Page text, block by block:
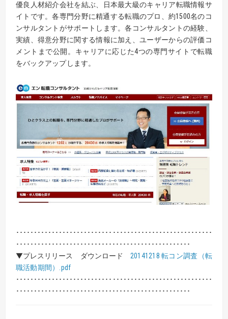
優良人材紹介会社を結ぶ、日本最大級のキャリア転職情報サ
イトです。各専門分野に精通する転職のプロ、約1500名のコ
ンサルタントがサポートします。各コンサルタントの経験、
実績、得意分野に関する情報に加え、ユーザーからの評価コ
メントまで公開。キャリアに応じた4つの専門サイトで転職
をバックアップします。
･･･････････････････････････････････････････････････････
･････････････････････････････････････････････････
▼プレスリリース ダウンロード 20141218 転コン調査（転
職活動期間）.pdf
･･･････････････････････････････････････････････････････
･････････････････････････････････････････････････